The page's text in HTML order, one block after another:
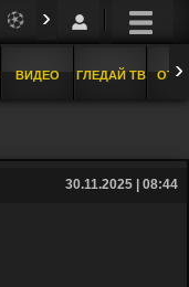
›
ВИДЕО ГЛЕДАЙ ТВ ›
30.11.2025 | 08:44